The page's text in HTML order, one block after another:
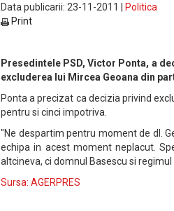
Data publicarii: 23-11-2011 |
Politica
Print
Presedintele PSD, Victor Ponta, a
excluderea lui Mircea Geoana din
Ponta a precizat ca decizia privind
pentru si cinci impotriva.
"Ne despartim pentru moment de dl.
echipa in acest moment neplacut.
altcineva, ci domnul Basescu si regimul
Sursa: AGERPRES